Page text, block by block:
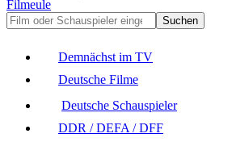
Filmeule
Suchen
Demnächst im TV
Deutsche Filme
Deutsche Schauspieler
DDR / DEFA / DFF